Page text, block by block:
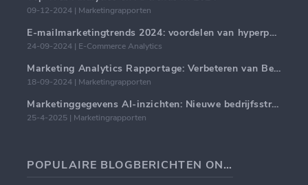
09-12-2024 | Marketingrapporten
E-mailmarketingtrends 2024: voordelen van hyperpersonalisatie
24-09-2024 | E-Commerce Analytics
Marketing Analytics Rapportage: Verbeteren van Bedrijfsinzichten
18-09-2024 | Marketingrapporten
Marketinggegevens AI-inzichten: Nieuwe bedrijfsstrategieën voor 2024
25-4-2025 | Marketingrapporten
POPULAIRE BLOGBERICHTEN ONDERWERPEN